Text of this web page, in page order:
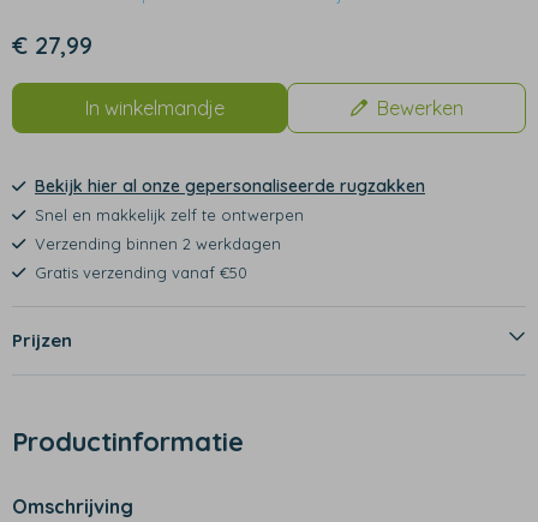
€ 27,99
In winkelmandje Bewerken
Bekijk hier al onze gepersonaliseerde rugzakken
Snel en makkelijk zelf te ontwerpen
Verzending binnen 2 werkdagen
Gratis verzending vanaf €50
Prijzen
Productinformatie
Omschrijving